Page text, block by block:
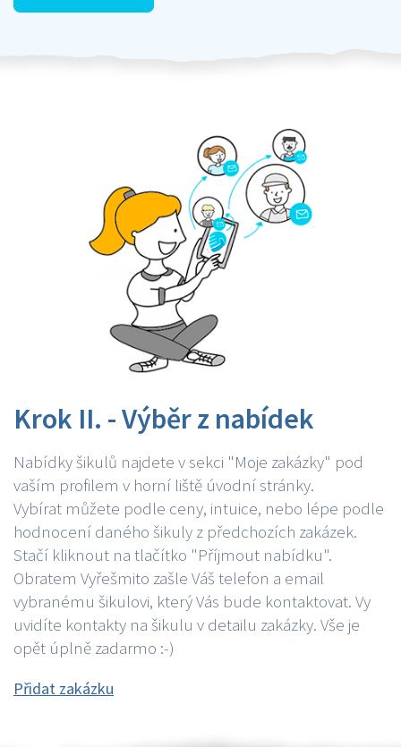
Krok II. - Výběr z nabídek
Nabídky šikulů najdete v sekci "Moje zakázky" pod
vaším profilem v horní liště úvodní stránky.
Vybírat můžete podle ceny, intuice, nebo lépe podle
hodnocení daného šikuly z předchozích zakázek.
Stačí kliknout na tlačítko "Příjmout nabídku".
Obratem Vyřešmito zašle Váš telefon a email
vybranému šikulovi, který Vás bude kontaktovat. Vy
uvidíte kontakty na šikulu v detailu zakázky. Vše je
opět úplně zadarmo :-)
Přidat zakázku